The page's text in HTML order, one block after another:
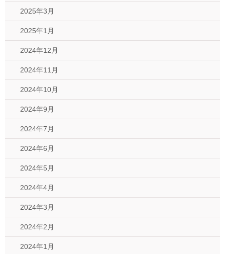
2025年3月
2025年1月
2024年12月
2024年11月
2024年10月
2024年9月
2024年7月
2024年6月
2024年5月
2024年4月
2024年3月
2024年2月
2024年1月